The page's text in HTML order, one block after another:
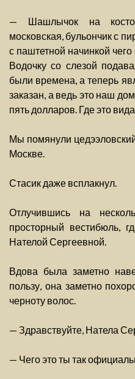
— Шашлычок на
московская, бульончик с
с паштетной начинкой
Водочку со слезой
были времена, а теперь
заказан, а ведь это наш
пять долларов. Где это
Мы помянули
Москве.
Стасик даже всплакнул.
Отлучившись на
просторный вестибюль,
Нателой Сергеевной.
Вдова была заметно
пользу, она заметно
черноту волос.
— Здравствуйте, Натела
— Чего это ты так